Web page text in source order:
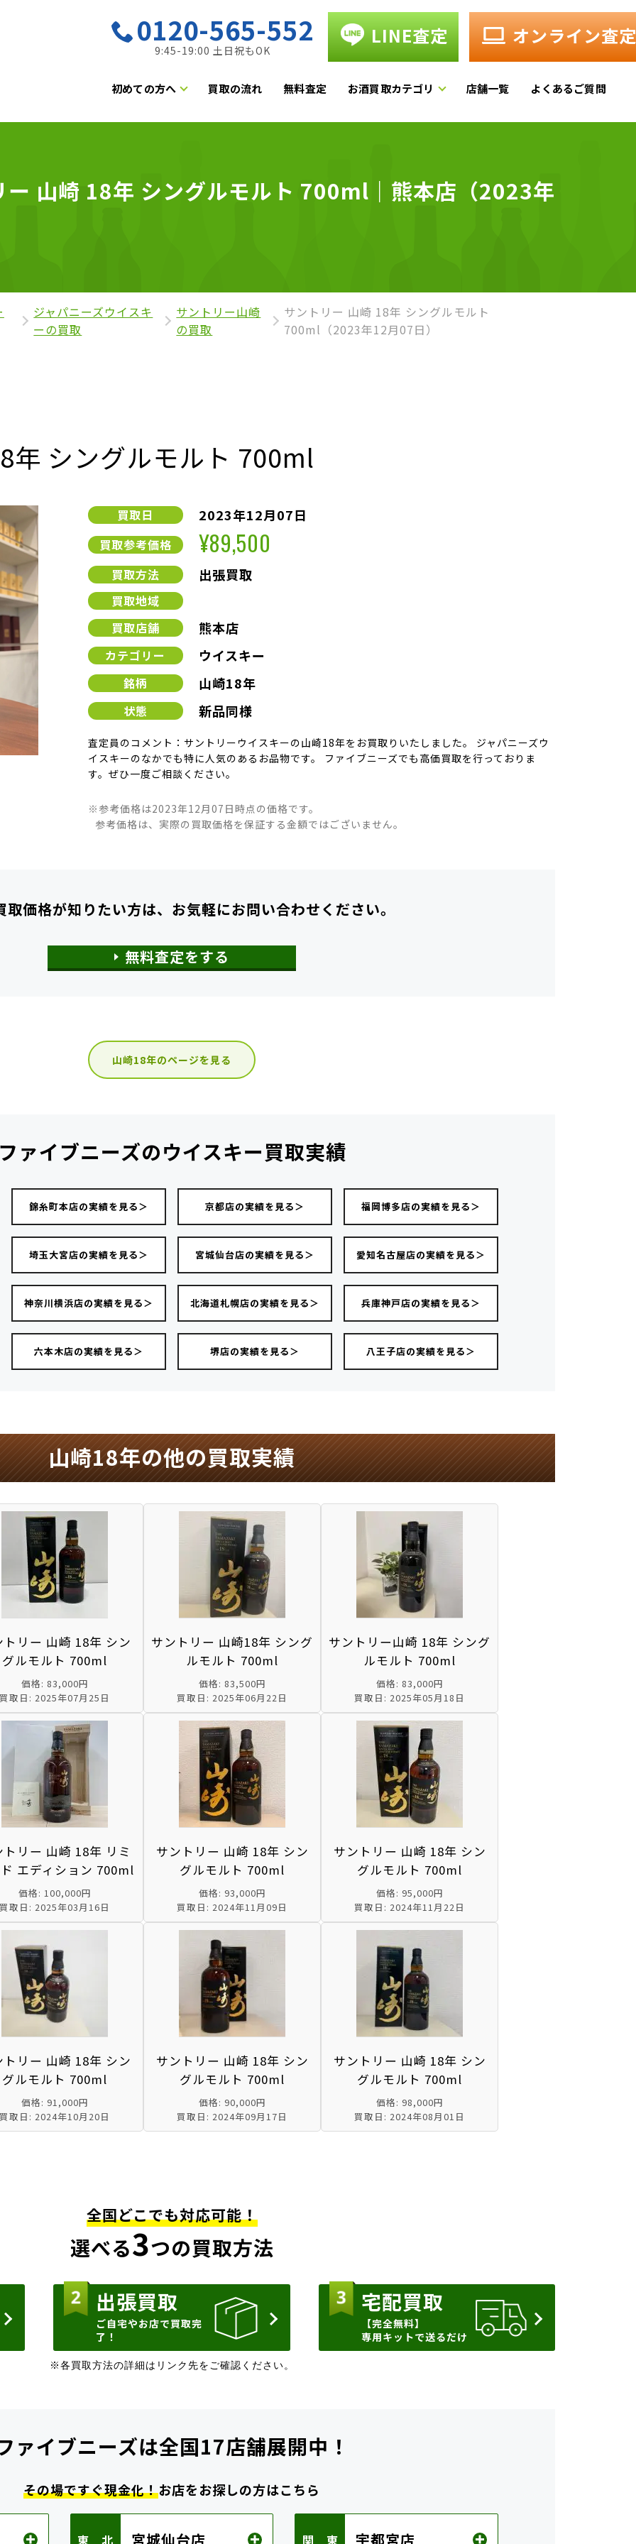
0120-565-552
9:45-19:00 土日祝もOK
LINE査定 オンライン査定
初めての方へ 買取の流れ 無料査定 お酒買取カテゴリ 店舗一覧 よくあるご質問
ー 山崎 18年 シングルモルト 700ml｜熊本店（2023年
ジャパニーズウイスキ
ーの買取
サントリー山崎
の買取
サントリー 山崎 18年 シングルモルト
700ml（2023年12月07日）
年 シングルモルト 700ml
買取日 2023年12月07日
買取参考価格 ¥89,500
買取方法 出張買取
買取地域
買取店舗
熊本店
カテゴリー ウイスキー
銘柄 山崎18年
状態 新品同様
査定員のコメント：サントリーウイスキーの山崎18年をお買取りいたしました。 ジャパニーズウ
イスキーのなかでも特に人気のあるお品物です。 ファイブニーズでも高価買取を行っておりま
す。ぜひ一度ご相談ください。
※参考価格は2023年12月07日時点の価格です。
参考価格は、実際の買取価格を保証する金額ではございません。
取価格が知りたい方は、 お気軽にお問い合わせください。
無料査定をする
山崎18年のページを見る
ァイブニーズのウイスキー買取実績
錦糸町本店の実績を見る＞ 京都店の実績を見る＞ 福岡博多店の実績を見る＞
埼玉大宮店の実績を見る＞ 宮城仙台店の実績を見る＞ 愛知名古屋店の実績を見る＞
神奈川横浜店の実績を見る＞ 北海道札幌店の実績を見る＞ 兵庫神戸店の実績を見る＞
六本木店の実績を見る＞ 堺店の実績を見る＞ 八王子店の実績を見る＞
山崎18年の他の買取実績
トリー 山崎 18年 シン
グルモルト 700ml
価格: 83,000円
買取日: 2025年07月25日
サントリー 山崎18年 シング
ルモルト 700ml
価格: 83,500円
買取日: 2025年06月22日
サントリー山崎 18年 シング
ルモルト 700ml
価格: 83,000円
買取日: 2025年05月18日
トリー 山崎 18年 リミ
エディション 700ml
価格: 100,000円
買取日: 2025年03月16日
サントリー 山崎 18年 シン
グルモルト 700ml
価格: 93,000円
買取日: 2024年11月09日
サントリー 山崎 18年 シン
グルモルト 700ml
価格: 95,000円
買取日: 2024年11月22日
トリー 山崎 18年 シン
グルモルト 700ml
価格: 91,000円
買取日: 2024年10月20日
サントリー 山崎 18年 シン
グルモルト 700ml
価格: 90,000円
買取日: 2024年09月17日
サントリー 山崎 18年 シン
グルモルト 700ml
価格: 98,000円
買取日: 2024年08月01日
全国どこでも対応可能！
選べる3つの買取方法
出張買取
ご自宅やお店で買取完
了！
宅配買取
【完全無料】
専用キットで送るだけ
※各買取方法の詳細はリンク先をご確認ください。
ァイブニーズは全国17店舗展開中！
その場ですぐ現金化！お店をお探しの方はこちら
東 北 宮城仙台店 関 東 宇都宮店